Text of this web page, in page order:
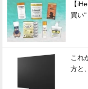
【
買い
これ
方と